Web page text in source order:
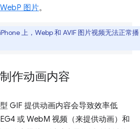
图片。
上，Webp 和 AVIF 图片视频无法正常播
作动画内容
GIF 提供动画内容会导致效率低
或 WebM 视频（来提供动画）和